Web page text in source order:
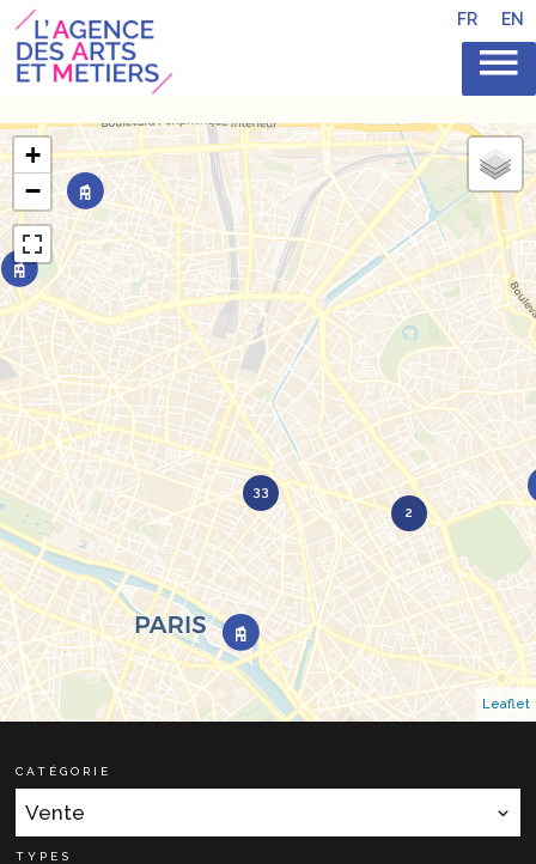
FR EN
2
33
+
−
Leaflet
CATÉGORIE
Vente
TYPES